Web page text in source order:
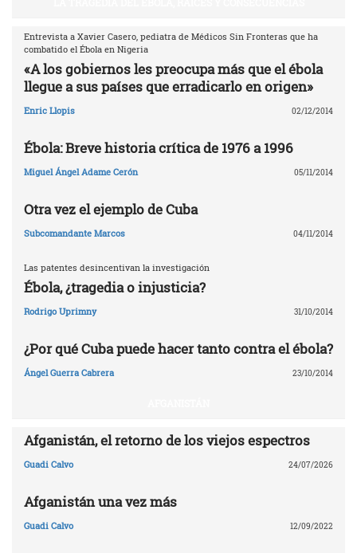
Entrevista a Xavier Casero, pediatra de Médicos Sin Fronteras que ha
combatido el Ébola en Nigeria
«A los gobiernos les preocupa más que el ébola
llegue a sus países que erradicarlo en origen»
Enric Llopis 02/12/2014
Ébola: Breve historia crítica de 1976 a 1996
Miguel Ángel Adame Cerón 05/11/2014
Otra vez el ejemplo de Cuba
Subcomandante Marcos 04/11/2014
Las patentes desincentivan la investigación
Ébola, ¿tragedia o injusticia?
Rodrigo Uprimny 31/10/2014
¿Por qué Cuba puede hacer tanto contra el ébola?
Ángel Guerra Cabrera 23/10/2014
Afganistán, el retorno de los viejos espectros
Guadi Calvo 24/07/2026
Afganistán una vez más
Guadi Calvo 12/09/2022